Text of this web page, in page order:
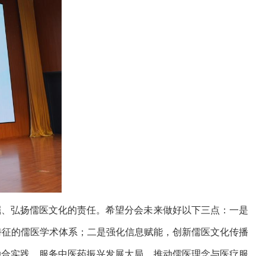
弘扬儒医文化的责任。希望分会未来做好以下三点：一是
的儒医学术体系；二是强化信息赋能，创新儒医文化传播
实践，服务中医药振兴发展大局，推动儒医理念与医疗服